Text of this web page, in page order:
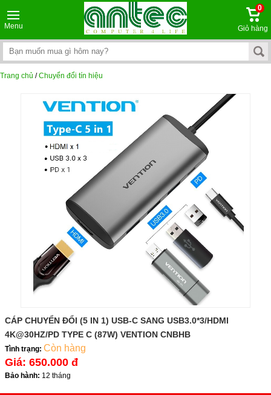
Menu
0
Giỏ hàng
Trang chủ /Chuyển đổi tín hiệu
CÁP CHUYỂN ĐỔI (5 IN 1) USB-C SANG USB3.0*3/HDMI
4K@30HZ/PD TYPE C (87W) VENTION CNBHB
Tình trạng: Còn hàng
Giá: 650.000 đ
Bảo hành: 12 tháng